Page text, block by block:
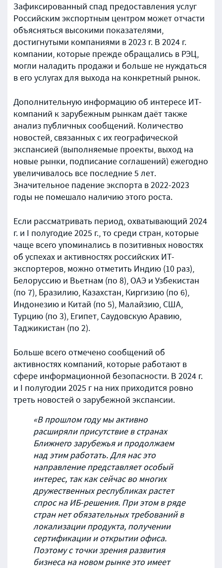
Зафиксированный спад предоставления услуг
Российским экспортным центром может отчасти
объясняться высокими показателями,
достигнутыми компаниями в 2023 г. В 2024 г.
компании, которые прежде обращались в РЭЦ,
могли наладить продажи и больше не нуждаться
в его услугах для выхода на конкретный рынок.
Дополнительную информацию об интересе ИТ-
компаний к зарубежным рынкам даёт также
анализ публичных сообщений. Количество
новостей, связанных с их географической
экспансией (выполняемые проекты, выход на
новые рынки, подписание соглашений) ежегодно
увеличивалось все последние 5 лет.
Значительное падение экспорта в 2022-2023
годы не помешало наличию этого роста.
Если рассматривать период, охватывающий 2024
г. и I полугодие 2025 г., то среди стран, которые
чаще всего упоминались в позитивных новостях
об успехах и активностях российских ИТ-
экспортеров, можно отметить Индию (10 раз),
Белоруссию и Вьетнам (по 8), ОАЭ и Узбекистан
(по 7), Бразилию, Казахстан, Киргизию (по 6),
Индонезию и Китай (по 5), Малайзию, США,
Турцию (по 3), Египет, Саудовскую Аравию,
Таджикистан (по 2).
Больше всего отмечено сообщений об
активностях компаний, которые работают в
сфере информационной безопасности. В 2024 г.
и I полугодии 2025 г на них приходится ровно
треть новостей о зарубежной экспансии.
«В прошлом году мы активно
расширяли присутствие в странах
Ближнего зарубежья и продолжаем
над этим работать. Для нас это
направление представляет особый
интерес, так как сейчас во многих
дружественных республиках растет
спрос на ИБ-решения. При этом в ряде
стран нет обязательных требований в
локализации продукта, получении
сертификации и открытии офиса.
Поэтому с точки зрения развития
бизнеса на новом рынке это имеет